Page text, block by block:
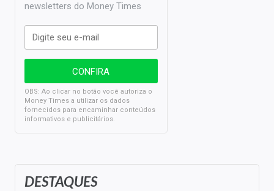
DESTAQUES
newsletters do Money Times
OBS: Ao clicar no botão você autoriza o
Money Times a utilizar os dados
fornecidos para encaminhar conteúdos
informativos e publicitários.